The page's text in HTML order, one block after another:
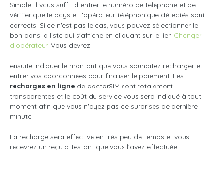
Simple. Il vous suffit d entrer le numéro de téléphone et de
vérifier que le pays et l'opérateur téléphonique détectés sont
corrects. Si ce n'est pas le cas, vous pouvez sélectionner le
bon dans la liste qui s'affiche en cliquant sur le lien Changer
d opérateur. Vous devrez
ensuite indiquer le montant que vous souhaitez recharger et
entrer vos coordonnées pour finaliser le paiement. Les
recharges en ligne de doctorSIM sont totalement
transparentes et le coût du service vous sera indiqué à tout
moment afin que vous n'ayez pas de surprises de dernière
minute.
La recharge sera effective en très peu de temps et vous
recevrez un reçu attestant que vous l'avez effectuée.